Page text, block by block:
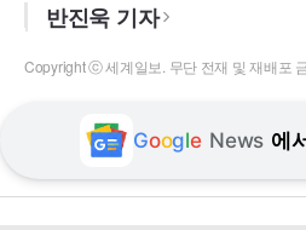
반진욱 기자
Copyright ⓒ 세계일보. 무단 전재 및 재배포
Google News 에